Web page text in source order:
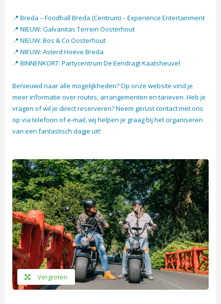
📍 Breda – Foodhall Breda (Centrum) – Experience Entertainment
📍 NIEUW: Galvanitas Terrein Oosterhout
📍 NIEUW: Bos & Co Oosterhout
📍 NIEUW: Asterd Hoeve Breda
📍 BINNENKORT: Partycentrum De Eendragt Kaatsheuvel
Benieuwd naar alle mogelijkheden? Op onze website vind je
meer informatie over routes, arrangementen en tarieven. Heb je
vragen of wil je direct reserveren? Neem gerust contact met ons
op via telefoon of e-mail, wij helpen je graag bij het organiseren
van een fantastisch dagje uit!
Vergroten